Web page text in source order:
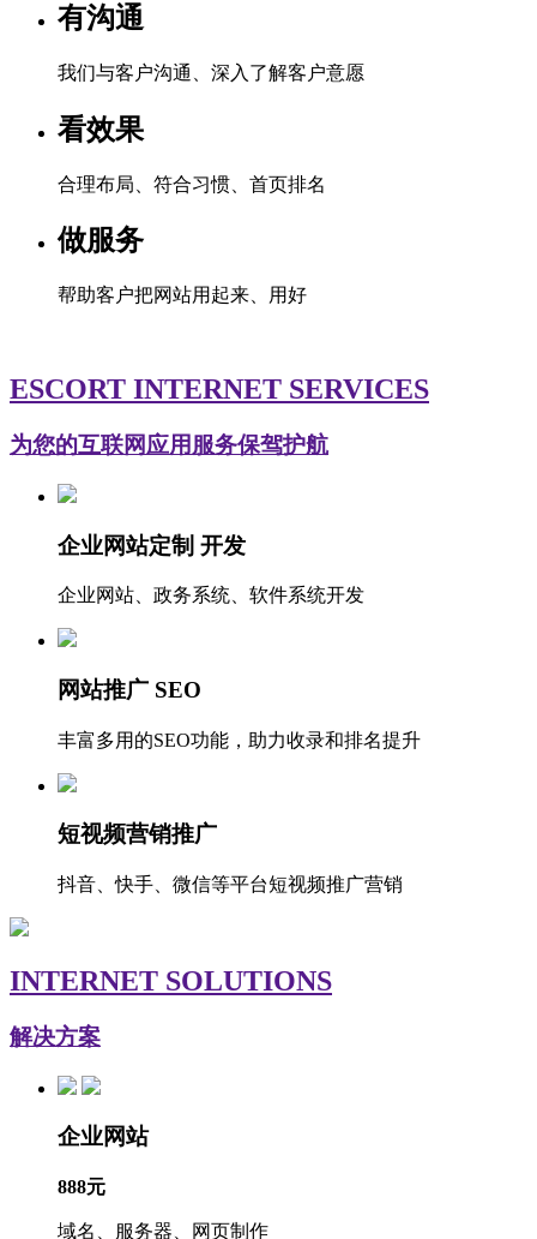
有沟通
我们与客户沟通、深入了解客户意愿
看效果
合理布局、符合习惯、首页排名
做服务
帮助客户把网站用起来、用好
ESCORT INTERNET SERVICES
为您的互联网应用服务保驾护航
企业网站定制 开发
企业网站、政务系统、软件系统开发
网站推广 SEO
丰富多用的SEO功能，助力收录和排名提升
短视频营销推广
抖音、快手、微信等平台短视频推广营销
INTERNET SOLUTIONS
解决方案
企业网站
888元
域名、服务器、网页制作